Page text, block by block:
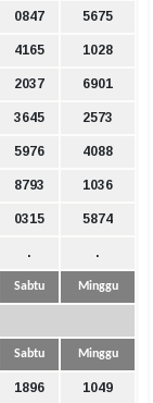
0847 5675
4165 1028
2037 6901
3645 2573
5976 4088
8793 1036
0315 5874
. .
Sabtu Minggu
Sabtu Minggu
1896 1049